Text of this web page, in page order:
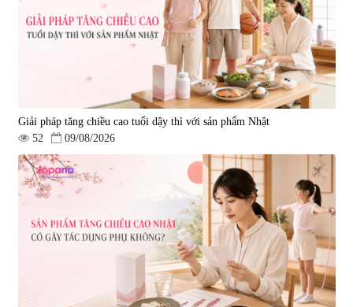
Giải pháp tăng chiều cao tuổi dậy thì với sản phẩm Nhật
52
09/08/2026